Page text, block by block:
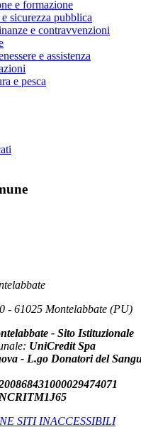
e formazione
sicurezza pubblica
e contravvenzioni
e assistenza
e pesca
- 61025 Montelabbate (PU)
- Sito Istituzionale
UniCredit Spa
- L.go Donatori del
SITI INACCESSIBILI